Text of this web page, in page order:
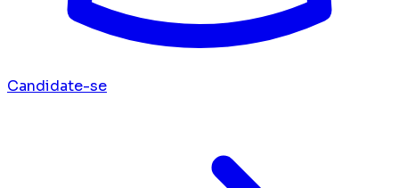
Candidate-se